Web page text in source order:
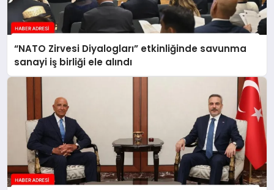
“NATO Zirvesi Diyalogları” etkinliğinde savunma
sanayi iş birliği ele alındı